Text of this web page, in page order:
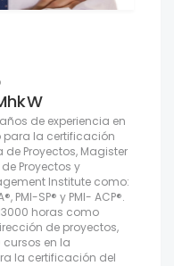
de experiencia en
para la certificación
de Proyectos, Magister
Proyectos y
Institute como:
PMI-SP® y PMI- ACP®.
horas como
de proyectos,
en la
la certificación del